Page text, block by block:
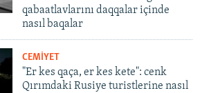
qabaatlavlarını daqqalar içinde
nasıl baqalar
CEMİYET
"Er kes qaça, er kes kete": cenk
Qırımdaki Rusiye turistlerine nasıl